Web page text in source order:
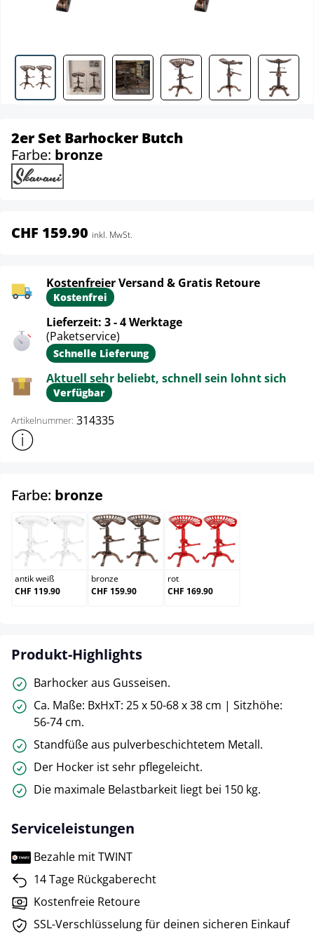
2er Set Barhocker Butch
Farbe: bronze
CHF 159.90 inkl. MwSt.
Kostenfreier Versand & Gratis Retoure
Kostenfrei
Lieferzeit: 3 - 4 Werktage
(Paketservice)
Schnelle Lieferung
Aktuell sehr beliebt, schnell sein lohnt sich
Verfügbar
Artikelnummer: 314335
Weitere Produktinformationen anzeigen
Farbe: bronze
antik weiß
antik weiß
CHF 119.90
bronze
bronze
CHF 159.90
rot
rot
CHF 169.90
Produkt-Highlights
Barhocker aus Gusseisen.
Ca. Maße: BxHxT: 25 x 50-68 x 38 cm | Sitzhöhe:
56-74 cm.
Standfüße aus pulverbeschichtetem Metall.
Der Hocker ist sehr pflegeleicht.
Die maximale Belastbarkeit liegt bei 150 kg.
Serviceleistungen
Bezahle mit TWINT
14 Tage Rückgaberecht
Kostenfreie Retoure
SSL-Verschlüsselung für deinen sicheren Einkauf